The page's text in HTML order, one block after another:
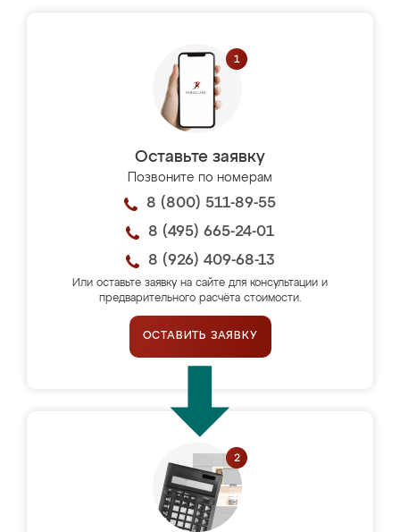
Оставьте заявку
Позвоните по номерам
8 (800) 511-89-55
8 (495) 665-24-01
8 (926) 409-68-13
Или оставьте заявку на сайте для консультации и
предварительного расчёта стоимости.
ОСТАВИТЬ ЗАЯВКУ